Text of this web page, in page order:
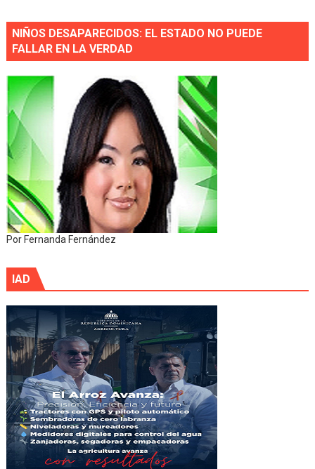
NIÑOS DESAPARECIDOS: EL ESTADO NO PUEDE
FALLAR EN LA VERDAD
Por Fernanda Fernández
IAD